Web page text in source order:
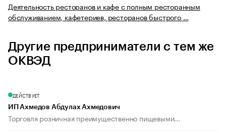
Деятельность ресторанов и кафе с полным ресторанным
обслуживанием, кафетериев, ресторанов быстрого …
Другие предприниматели с тем же
ОКВЭД
ДЕЙСТВУЕТ
ИП Ахмедов Абдулах Ахмедович
Торговля розничная преимущественно пищевыми...